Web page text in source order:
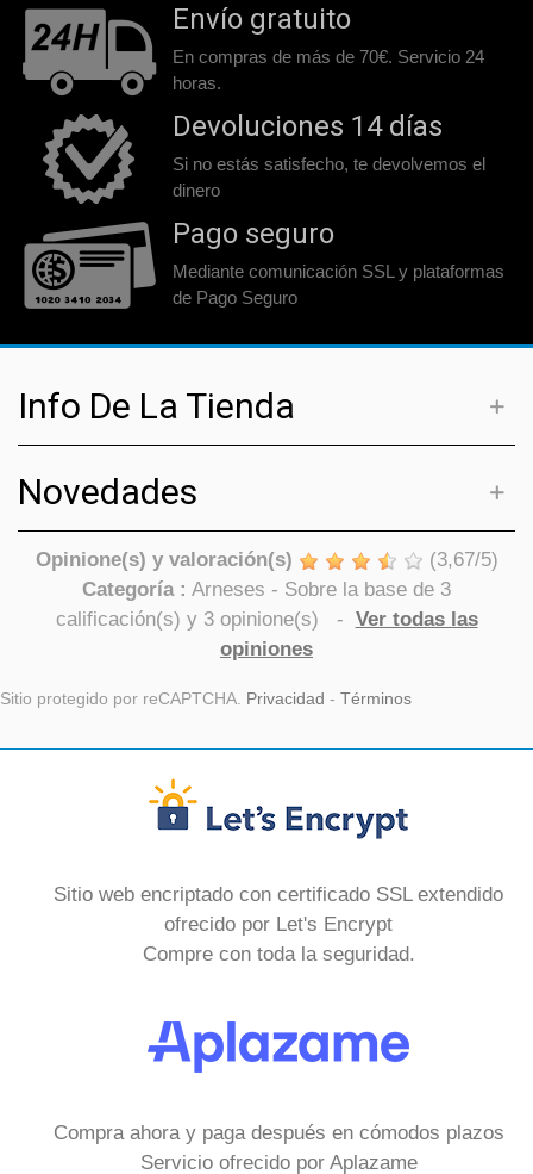
Envío gratuito
En compras de más de 70€. Servicio 24
horas.
Devoluciones 14 días
Si no estás satisfecho, te devolvemos el
dinero
Pago seguro
Mediante comunicación SSL y plataformas
de Pago Seguro
Info De La Tienda
Novedades
Opinione(s) y valoración(s) (3,67/5)
Categoría : Arneses - Sobre la base de 3
calificación(s) y 3opinione(s) - Ver todas las
opiniones
Sitio protegido por reCAPTCHA. Privacidad - Términos
Sitio web encriptado con certificado SSL extendido
ofrecido por Let's Encrypt
Compre con toda la seguridad.
Compra ahora y paga después en cómodos plazos
Servicio ofrecido por Aplazame